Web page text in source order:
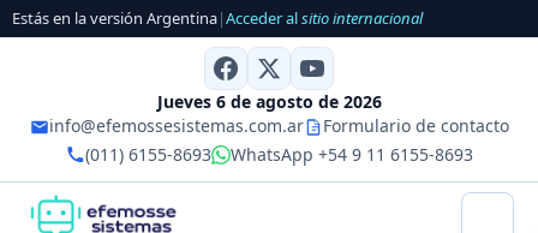
Estás en la versión Argentina|Acceder alsitio internacional
Jueves 6 de agosto de 2026
info@efemossesistemas.com.ar
Formulario de contacto
(011) 6155-8693
WhatsApp +54 9 11 6155-8693